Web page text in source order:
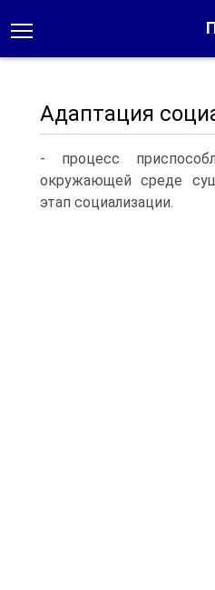
Адаптация
- процесс
окружающей среде
этап социализации.